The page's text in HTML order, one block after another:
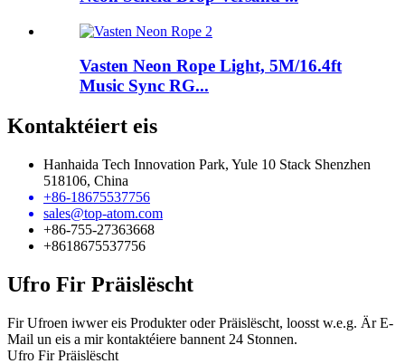
Vasten Neon Rope Light, 5M/16.4ft
Music Sync RG...
Kontaktéiert eis
Hanhaida Tech Innovation Park, Yule 10 Stack Shenzhen
518106, China
+86-18675537756
sales@top-atom.com
+86-755-27363668
+8618675537756
Ufro Fir Präislëscht
Fir Ufroen iwwer eis Produkter oder Präislëscht, loosst w.e.g. Är E-
Mail un eis a mir kontaktéiere bannent 24 Stonnen.
Ufro Fir Präislëscht